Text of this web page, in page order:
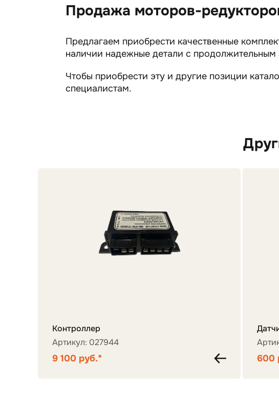
Продажа моторов-
Предлагаем приобрести качественные
наличии надежные детали с
Чтобы приобрести эту и другие позиции
специалистам.
Контроллер
Артикул: 027944
9 100 руб.* 600